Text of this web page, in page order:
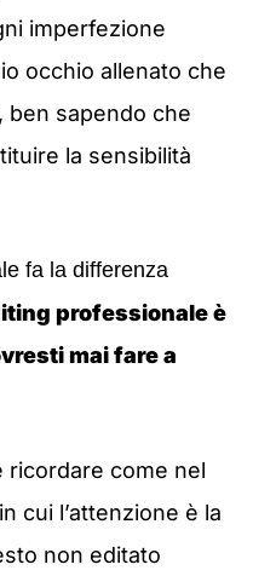
imperfezione
occhio allenato che
ben sapendo che
la sensibilità
fa la differenza
professionale è
mai fare a
come nel
cui l’attenzione è la
non editato